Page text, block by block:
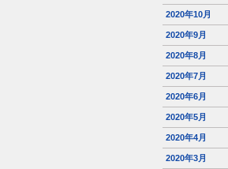
2020年10月
2020年9月
2020年8月
2020年7月
2020年6月
2020年5月
2020年4月
2020年3月